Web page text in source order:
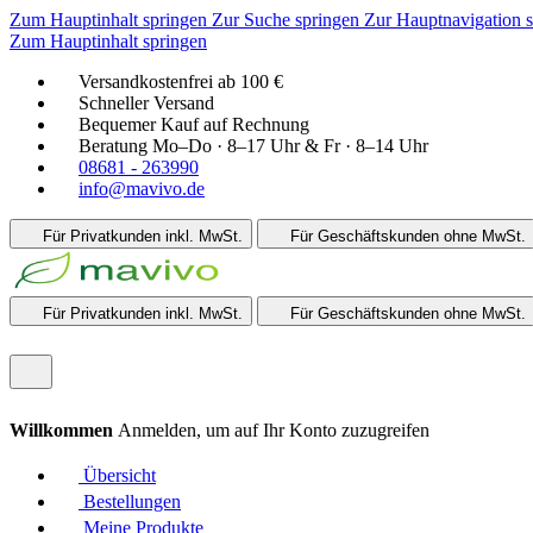
Zum Hauptinhalt springen Zur Suche springen Zur Hauptnavigation
Zum Hauptinhalt springen
Versandkostenfrei ab 100 €
Schneller Versand
Bequemer Kauf auf Rechnung
Beratung Mo–Do · 8–17 Uhr & Fr · 8–14 Uhr
08681 - 263990
info@mavivo.de
Für Privatkunden inkl. MwSt. Für Geschäftskunden ohne MwSt.
Für Privatkunden inkl. MwSt. Für Geschäftskunden ohne MwSt.
Willkommen Anmelden, um auf Ihr Konto zuzugreifen
Übersicht
Bestellungen
Meine Produkte